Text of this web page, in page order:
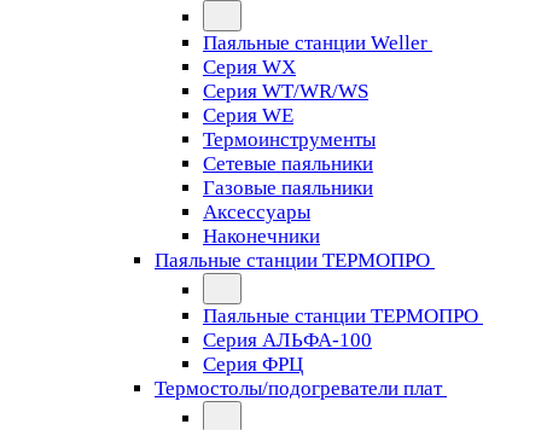
Паяльные станции Weller
Серия WX
Серия WT/WR/WS
Серия WE
Термоинструменты
Сетевые паяльники
Газовые паяльники
Аксессуары
Наконечники
Паяльные станции ТЕРМОПРО
Паяльные станции ТЕРМОПРО
Серия АЛЬФА-100
Серия ФРЦ
Термостолы/подогреватели плат